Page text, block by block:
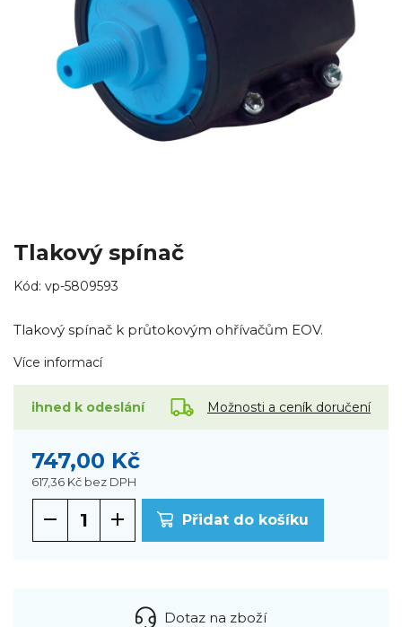
Tlakový spínač
Kód: vp-5809593
Tlakový spínač k průtokovým ohřívačům EOV.
Více informací
ihned k odeslání Možnosti a ceník doručení
747,00 Kč
617,36 Kč bez DPH
Přidat do košíku
Dotaz na zboží